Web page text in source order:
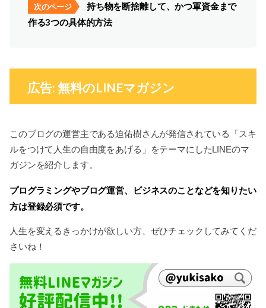
次のページ
持ち物を断捨離して、かつ軍資金まで
作る3つの具体的方法
広告: 無料のLINEマガジン
このブログの運営主である迫佑樹さんが発信されている「スキ
ルをつけて人生の自由度をあげる」をテーマにしたLINEのマ
ガジンを紹介します。
プログラミングやブログ運営、ビジネスのことなどを知りたい
方は登録必須です。
人生を変えるきっかけが欲しい方、ぜひチェックしてみてくだ
さいね！